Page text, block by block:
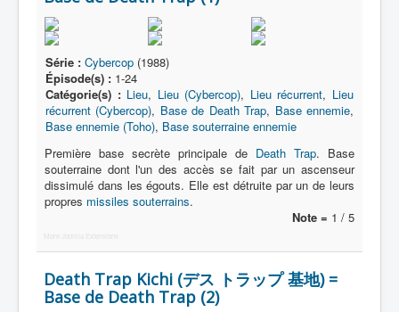
Série : Cybercop (1988)
Épisode(s) : 1-24
Catégorie(s) : Lieu, Lieu (Cybercop), Lieu récurrent, Lieu
récurrent (Cybercop), Base de Death Trap, Base ennemie,
Base ennemie (Toho), Base souterraine ennemie
Première base secrète principale de Death Trap. Base
souterraine dont l'un des accès se fait par un ascenseur
dissimulé dans les égouts. Elle est détruite par un de leurs
propres missiles souterrains.
Note = 1 / 5
More Joomla Extensions
Death Trap Kichi (デス トラップ 基地) =
Base de Death Trap (2)